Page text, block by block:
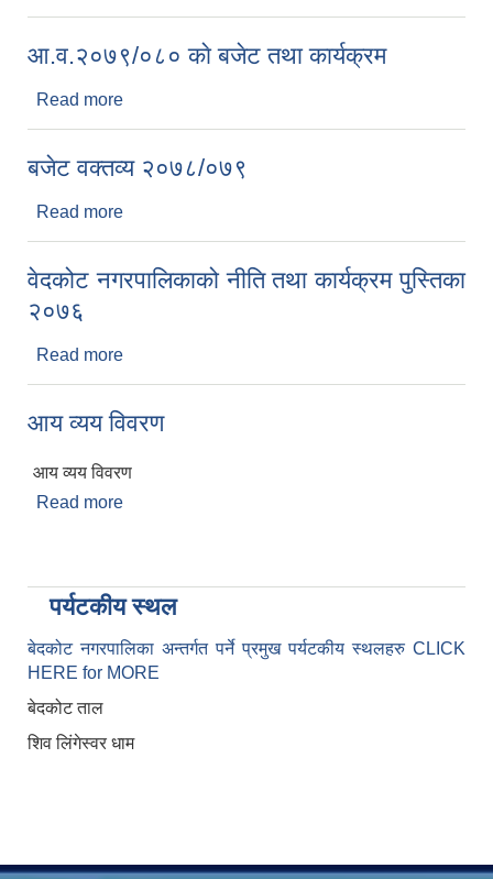
आ.व.२०७९/०८० काे बजेट तथा कार्यक्रम
Read more
बजेट वक्तव्य २०७८/०७९
Read more
वेदकोट नगरपालिकाको नीति तथा कार्यक्रम पुस्तिका
२०७६
Read more
आय व्यय विवरण
आय व्यय विवरण
Read more
पर्यटकीय स्थल
बेदकोट नगरपालिका अन्तर्गत पर्ने प्रमुख पर्यटकीय स्थलहरु CLICK
HERE for MORE
बेदकोट ताल
शिव लिंगेस्वर धाम